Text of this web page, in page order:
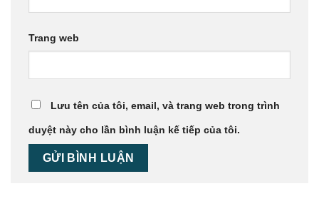
Trang web
Lưu tên của tôi, email, và trang web trong trình
duyệt này cho lần bình luận kế tiếp của tôi.